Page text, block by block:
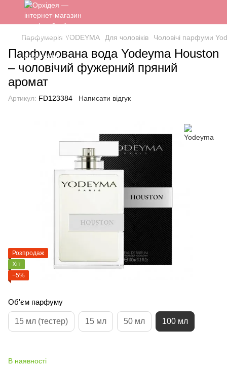
Парфумерія YODEYMA Для чоловіків Чоловічі парфуми
Парфумована вода Yodeyma Houston
– чоловічий фужерний пряний
аромат
Артикул: FD123384 Написати відгук
Розпродаж
Хіт
−5%
Об'єм парфуму
15 мл (тестер) 15 мл 50 мл 100 мл
В наявності